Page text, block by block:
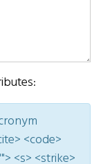
<code>
<s> <strike>